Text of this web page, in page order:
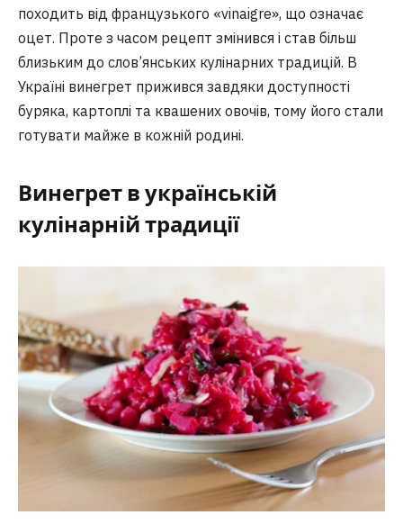
походить від французького «vinaigre», що означає
оцет. Проте з часом рецепт змінився і став більш
близьким до слов’янських кулінарних традицій. В
Україні винегрет прижився завдяки доступності
буряка, картоплі та квашених овочів, тому його стали
готувати майже в кожній родині.
Винегрет в українській
кулінарній традиції